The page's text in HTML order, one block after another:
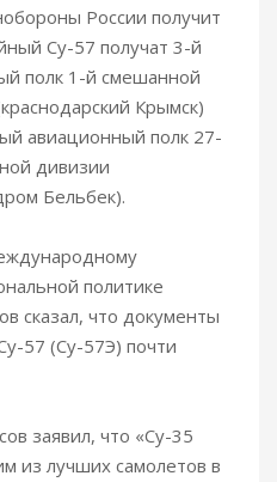
России получит
Су-57 получат 3-й
полк 1-й смешанной
Крымск)
авиационный полк 27-
дивизии
Бельбек).
политике
сказал, что документы
57 (Су-57Э) почти
заявил, что «Су-35
из лучших самолетов в